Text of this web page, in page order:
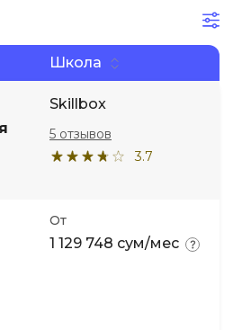
Школа
Skillbox
3.7
5 отзывов
От
1 129 748 сум/мес